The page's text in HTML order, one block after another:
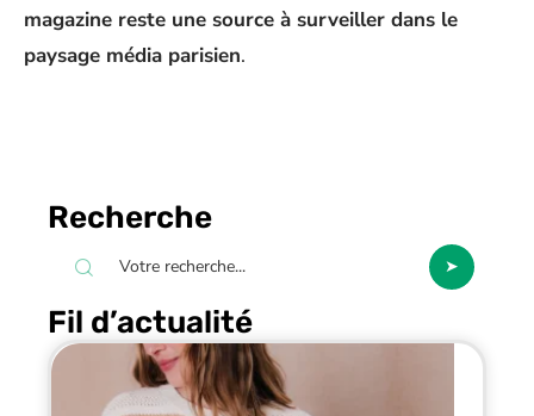
magazine reste une source à surveiller dans le
paysage média parisien.
Recherche
Fil d’actualité